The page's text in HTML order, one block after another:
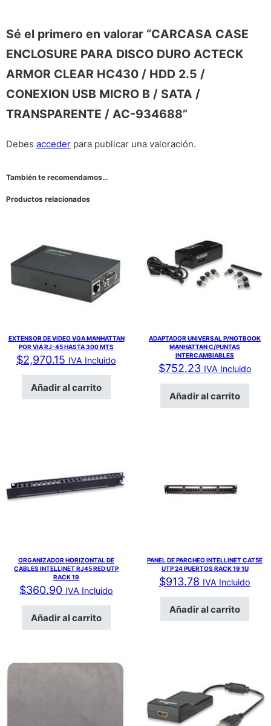
Sé el primero en valorar “CARCASA CASE
ENCLOSURE PARA DISCO DURO ACTECK
ARMOR CLEAR HC430 / HDD 2.5 /
CONEXION USB MICRO B / SATA /
TRANSPARENTE / AC-934688”
Debes acceder para publicar una valoración.
También te recomendamos…
Productos relacionados
EXTENSOR DE VIDEO VGA MANHATTAN
POR VIA RJ-45 HASTA 300 MTS
$2,970.15 IVA Incluido
Añadir al carrito
ADAPTADOR UNIVERSAL P/NOTBOOK
MANHATTAN C/PUNTAS
INTERCAMBIABLES
$752.23 IVA Incluido
Añadir al carrito
ORGANIZADOR HORIZONTAL DE
CABLES INTELLINET RJ45 RED UTP
RACK 19
$360.90 IVA Incluido
Añadir al carrito
PANEL DE PARCHEO INTELLINET CAT5E
UTP 24 PUERTOS RACK 19 1U
$913.78 IVA Incluido
Añadir al carrito